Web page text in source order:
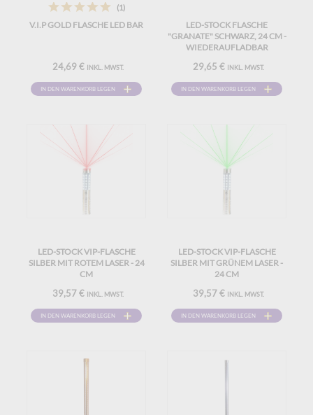
(1)
V.I.P GOLD FLASCHE LED BAR
24,69 € INKL. MWST.
IN DEN WARENKORB LEGEN
LED-STOCK FLASCHE
"GRANATE" SCHWARZ, 24 CM -
WIEDERAUFLADBAR
29,65 € INKL. MWST.
IN DEN WARENKORB LEGEN
LED-STOCK VIP-FLASCHE
SILBER MIT ROTEM LASER - 24
CM
39,57 € INKL. MWST.
IN DEN WARENKORB LEGEN
LED-STOCK VIP-FLASCHE
SILBER MIT GRÜNEM LASER -
24 CM
39,57 € INKL. MWST.
IN DEN WARENKORB LEGEN